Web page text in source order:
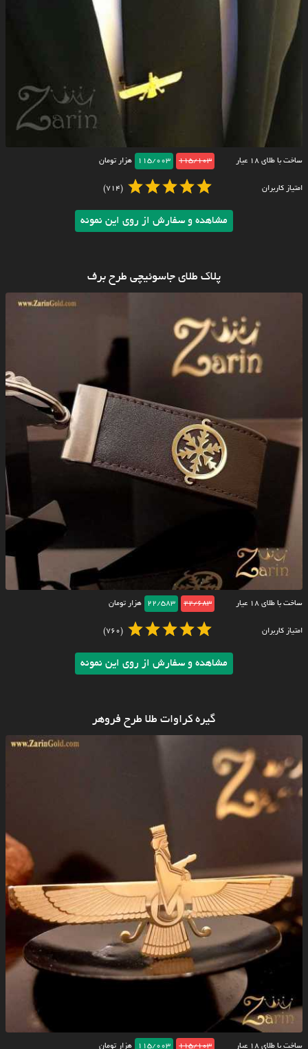
ساخت با طلای ۱۸ عیار 115/103
115/003 هزار تومان
امتیاز کاربران (714)
مشاهده و سفارش از روی این نمونه
پلاک طلای جاسوئیچی طرح برف
ساخت با طلای ۱۸ عیار 22/683
22/583 هزار تومان
امتیاز کاربران (760)
مشاهده و سفارش از روی این نمونه
گیره کراوات طلا طرح فروهر
ساخت با طلای ۱۸ عیار 115/103
115/003 هزار تومان